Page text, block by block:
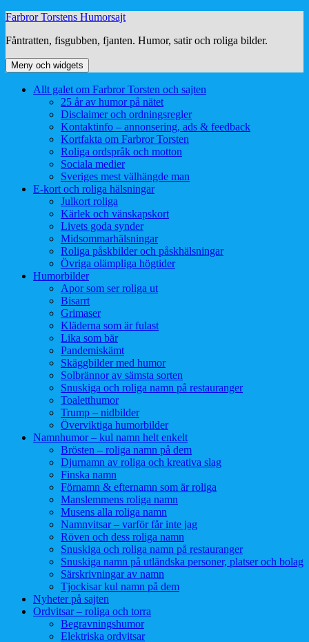
Hoppa
innehåll
Farbror Torstens Humorsajt
Fåntratten, fisgubben, fjanten. Humor, satir och roliga bilder.
Meny och widgets
Allt galet om Farbror Torsten och sajten
25 år av humor på nätet
Disclaimer och ordningsregler
Kontaktinfo – annonsering, ads & feedback
Kortfakta om Farbror Torsten
Roliga ordspråk och motton
Sociala medier
Sveriges mest välhängde man
E-kort och roliga hälsningar
Julkort roliga
Kärlek och vänskapskort
Livets goda synder
Midsommarhälsningar
Roliga påskbilder och påskhälsningar
Övriga olämpliga högtider
Humorbilder
Apor som ser roliga ut
Bisarrt
Grimaser
Kläderna som är fulast
Lika som bär
Pandemiskämt
Skäggbilder med humor
Solbrännor av sämsta sorten
Snuskiga och roliga namn på restauranger
Toaletthumor
Trump – nidbilder
Överviktiga humorbilder
Namnhumor – kul namn helt enkelt
Brösten – roliga namn på dem
Djurnamn av roliga och kreativa slag
Finska namn
Förnamn & efternamn som är roliga
Manslemmens roliga namn
Musens alla roliga namn
Namnvitsar – varför får inte jag
Röven och dess roliga namn
Snuskiga och roliga namn på restauranger
Snuskiga namn på utländska personer, platser och bolag
Särskrivningar av namn
Tjockisar kul namn på dem
Nyheter på sajten
Ordvitsar – roliga och torra
Begravningshumor
Elektriska ordvitsar